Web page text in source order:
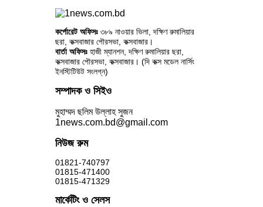
কর্পোরেট অফিসঃ ৩৮৯ নাওয়ার ভিলা, দক্ষিণ রুমালিয়ার
ছরা, কক্সবাজার পৌরসভা, কক্সবাজার।
বার্তা অফিসঃহাজী ম্যানশন, দক্ষিণ রুমালিয়ার ছরা,
কক্সবাজার পৌরসভা, কক্সবাজার। (দি কক্স মডেল নার্সিং
ইনস্টিটিউট সংলগ্ন)
সম্পাদক ও সিইও
মুহাম্মদ ছলিম উল্লাহ সুজন
1news.com.bd@gmail.com
নিউজ রুম
01821-740797
01815-471400
01815-471329
মার্কেটিং ও সেলস